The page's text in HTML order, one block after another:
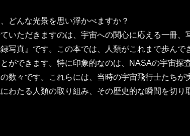
どんな光景を思い浮かべますか？
いただきますのは、宇宙への関心に応える一冊
写真』です。この本では、人類がこれまで歩ん
ができます。特に印象的なのは、NASAの宇宙探
数々です。これらには、当時の宇宙飛行士たち
わたる人類の取り組み、その歴史的な瞬間を切